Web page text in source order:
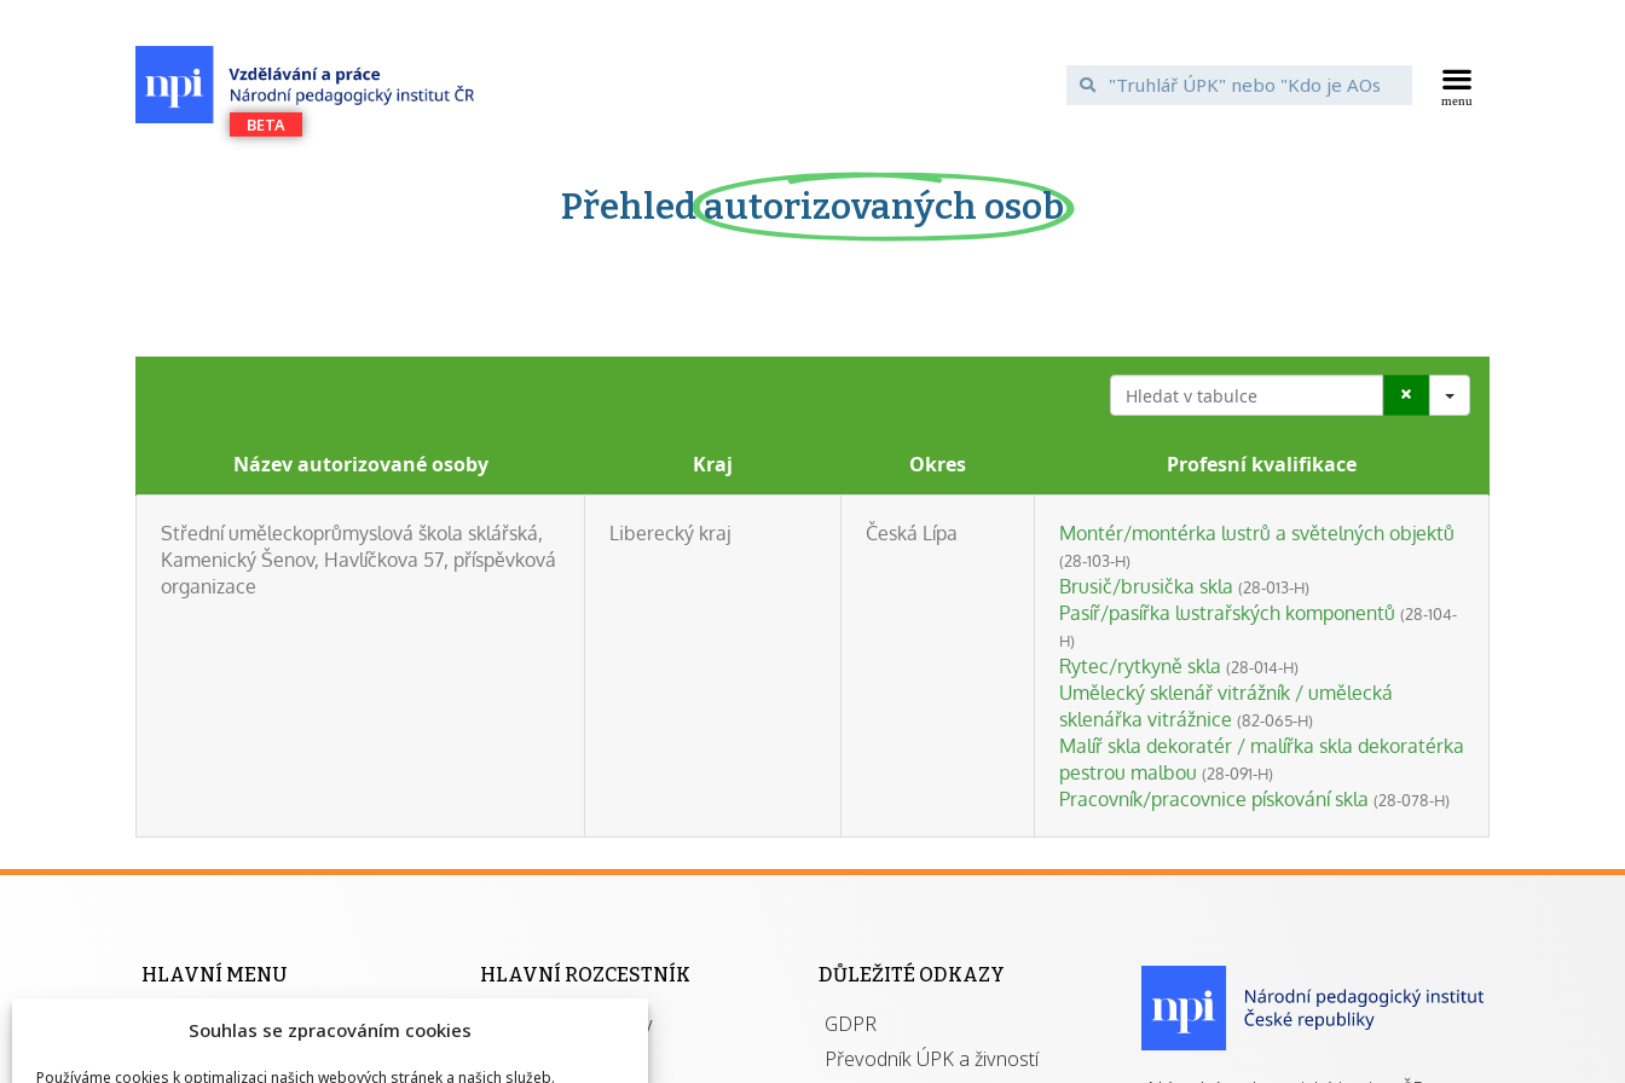
Souhlas se zpracováním cookies
Používáme cookies k optimalizaci našich webových stránek a našich služeb.
Přehledautorizovaných osob
Search
Název autorizované osoby Kraj Okres Profesní kvalifikace
Střední uměleckoprůmyslová škola sklářská,
Kamenický Šenov, Havlíčkova 57, příspěvková
organizace
Liberecký kraj Česká Lípa Montér/montérka lustrů a světelných objektů
(28-103-H)
Brusič/brusička skla (28-013-H)
Pasíř/pasířka lustrařských komponentů (28-104-
H)
Rytec/rytkyně skla (28-014-H)
Umělecký sklenář vitrážník / umělecká
sklenářka vitrážnice (82-065-H)
Malíř skla dekoratér / malířka skla dekoratérka
pestrou malbou (28-091-H)
Pracovník/pracovnice pískování skla (28-078-H)
HLAVNÍ MENU
Úvodní stránka
HLAVNÍ ROZCESTNÍK
Informace pro školy
DŮLEŽITÉ ODKAZY
GDPR
Převodník ÚPK a živností